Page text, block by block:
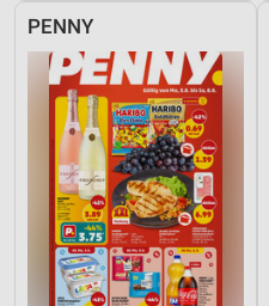
PENNY